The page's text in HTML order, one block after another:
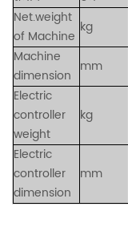
Net.weight
of Machine
kg
Machine
dimension
mm
Electric
controller
weight
kg
Electric
controller
dimension
mm